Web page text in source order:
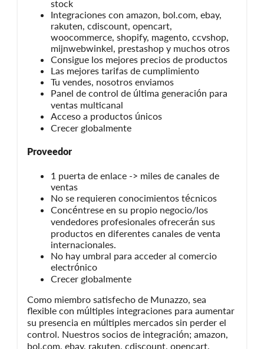
stock
Integraciones con amazon, bol.com, ebay,
rakuten, cdiscount, opencart,
woocommerce, shopify, magento, ccvshop,
mijnwebwinkel, prestashop y muchos otros
Consigue los mejores precios de productos
Las mejores tarifas de cumplimiento
Tu vendes, nosotros enviamos
Panel de control de última generación para
ventas multicanal
Acceso a productos únicos
Crecer globalmente
Proveedor
1 puerta de enlace -> miles de canales de
ventas
No se requieren conocimientos técnicos
Concéntrese en su propio negocio/los
vendedores profesionales ofrecerán sus
productos en diferentes canales de venta
internacionales.
No hay umbral para acceder al comercio
electrónico
Crecer globalmente
Como miembro satisfecho de Munazzo, sea
flexible con múltiples integraciones para aumentar
su presencia en múltiples mercados sin perder el
control. Nuestros socios de integración; amazon,
bol.com, ebay, rakuten, cdiscount, opencart,